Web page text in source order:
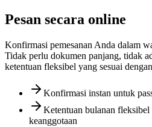
Pesan secara online
Konfirmasi pemesanan Anda dalam
Tidak perlu dokumen panjang, tidak
ketentuan fleksibel yang sesuai
Konfirmasi instan untuk
Ketentuan bulanan
keanggotaan